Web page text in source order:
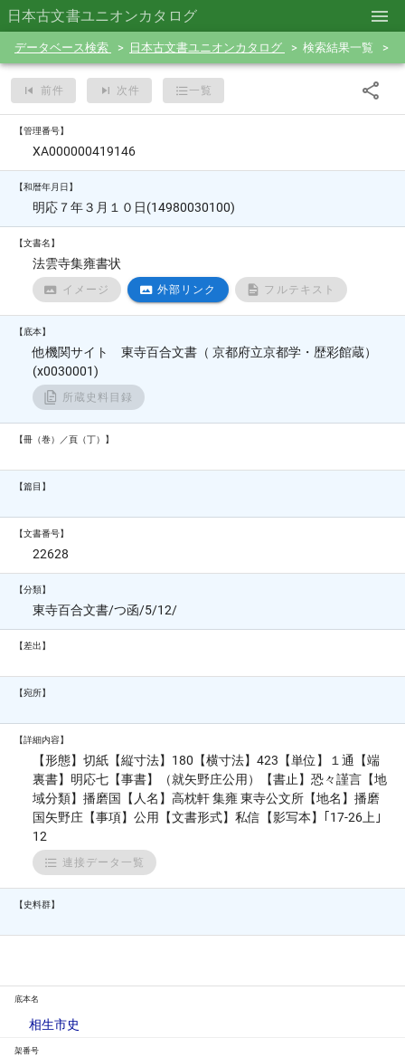
日本古文書ユニオンカタログ
データベース検索 日本古文書ユニオンカタログ 検索結果一覧
前件 次件 一覧
【管理番号】
XA000000419146
【和暦年月日】
明応７年３月１０日(14980030100)
【文書名】
法雲寺集雍書状
イメージ 外部リンク フルテキスト
【底本】
他機関サイト 東寺百合文書（ 京都府立京都学・歴彩館蔵）
(x0030001)
所蔵史料目録
【冊（巻）／頁（丁）】
【篇目】
【文書番号】
22628
【分類】
東寺百合文書/つ函/5/12/
【差出】
【宛所】
【詳細内容】
【形態】切紙【縦寸法】180【横寸法】423【単位】１通【端
裏書】明応七【事書】（就矢野庄公用）【書止】恐々謹言【地
域分類】播磨国【人名】高枕軒 集雍 東寺公文所【地名】播磨
国矢野庄【事項】公用【文書形式】私信【影写本】｢17-26上｣
12
連接データ一覧
【史料群】
底本名
相生市史
架番号